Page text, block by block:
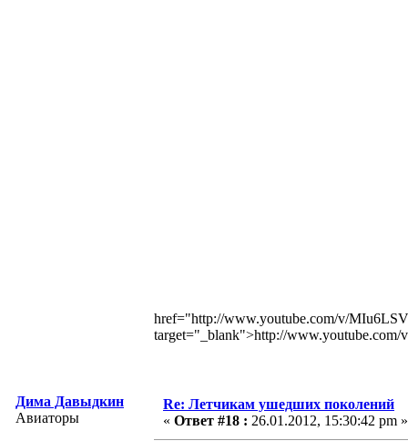
href="http://www.youtube.com/v/
target="_blank">http://
Дима Давыдкин
Авиаторы
Re: Летчикам ушедших поколений
« Ответ #18 : 26.01.2012, 15:30:42 pm »